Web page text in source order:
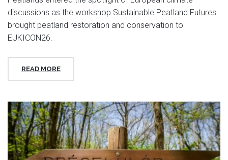
discussions as the workshop Sustainable Peatland Futures
brought peatland restoration and conservation to
EUKICON26.
READ MORE